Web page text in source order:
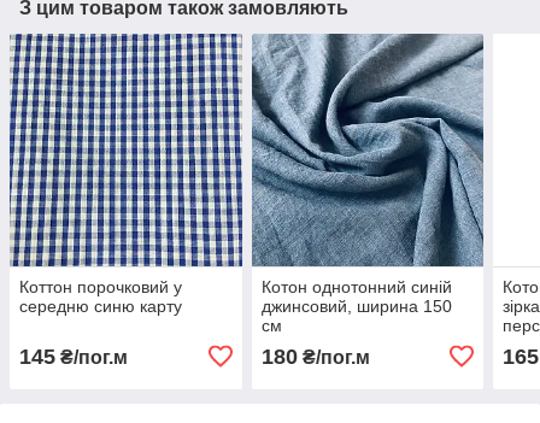
З цим товаром також замовляють
Коттон порочковий у
середню синю карту
145 ₴/пог.м
Котон однотонний синій
джинсовий, ширина 150
см
180₴/пог.м 165